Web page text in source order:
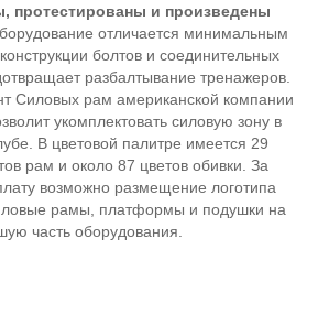
протестированы и произведены
отличается минимальным
болтов и соединительных
разбалтывание тренажеров.
Силовых рам американской компании
укомплектовать силовую зону в
В цветовой палитре имеется 29
рам и около 87 цветов обивки. За
возможно размещение логотипа
рамы, платформы и подушки на
часть оборудования.